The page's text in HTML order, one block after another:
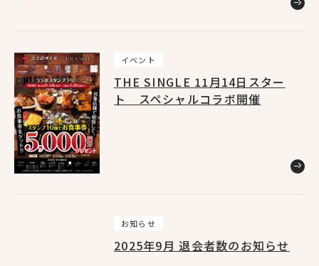
渋谷店 2
銀座コリドー街店 1
イベント
THE SINGLE 11月14日スター
ト スペシャルコラボ開催
お知らせ
2025年9月 退会者数のお知らせ